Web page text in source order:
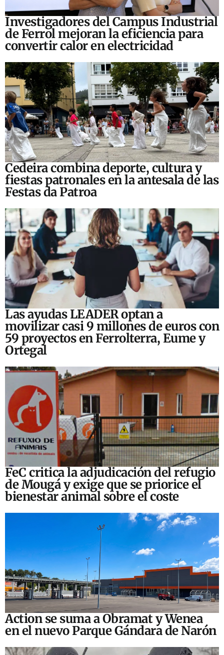
Investigadores del Campus Industrial
de Ferrol mejoran la eficiencia para
convertir calor en electricidad
Cedeira combina deporte, cultura y
fiestas patronales en la antesala de las
Festas da Patroa
Las ayudas LEADER optan a
movilizar casi 9 millones de euros con
59 proyectos en Ferrolterra, Eume y
Ortegal
FeC critica la adjudicación del refugio
de Mougá y exige que se priorice el
bienestar animal sobre el coste
Action se suma a Obramat y Wenea
en el nuevo Parque Gándara de Narón